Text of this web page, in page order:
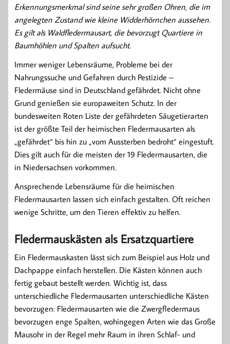
Erkennungsmerkmal sind seine sehr großen Ohren, die im
angelegten Zustand wie kleine Widderhörnchen aussehen.
Es gilt als Waldfledermausart, die bevorzugt Quartiere in
Baumhöhlen und Spalten aufsucht.
Immer weniger Lebensräume, Probleme bei der
Nahrungssuche und Gefahren durch Pestizide –
Fledermäuse sind in Deutschland gefährdet. Nicht ohne
Grund genießen sie europaweiten Schutz. In der
bundesweiten Roten Liste der gefährdeten Säugetierarten
ist der größte Teil der heimischen Fledermausarten als
„gefährdet“ bis hin zu „vom Aussterben bedroht“ eingestuft.
Dies gilt auch für die meisten der 19 Fledermausarten, die
in Niedersachsen vorkommen.
Ansprechende Lebensräume für die heimischen
Fledermausarten lassen sich einfach gestalten. Oft reichen
wenige Schritte, um den Tieren effektiv zu helfen.
Fledermauskästen als Ersatzquartiere
Ein Fledermauskasten lässt sich zum Beispiel aus Holz und
Dachpappe einfach herstellen. Die Kästen können auch
fertig gebaut bestellt werden. Wichtig ist, dass
unterschiedliche Fledermausarten unterschiedliche Kästen
bevorzugen: Fledermausarten wie die Zwergfledermaus
bevorzugen enge Spalten, wohingegen Arten wie das Große
Mausohr in der Regel mehr Raum in ihren Schlaf- und